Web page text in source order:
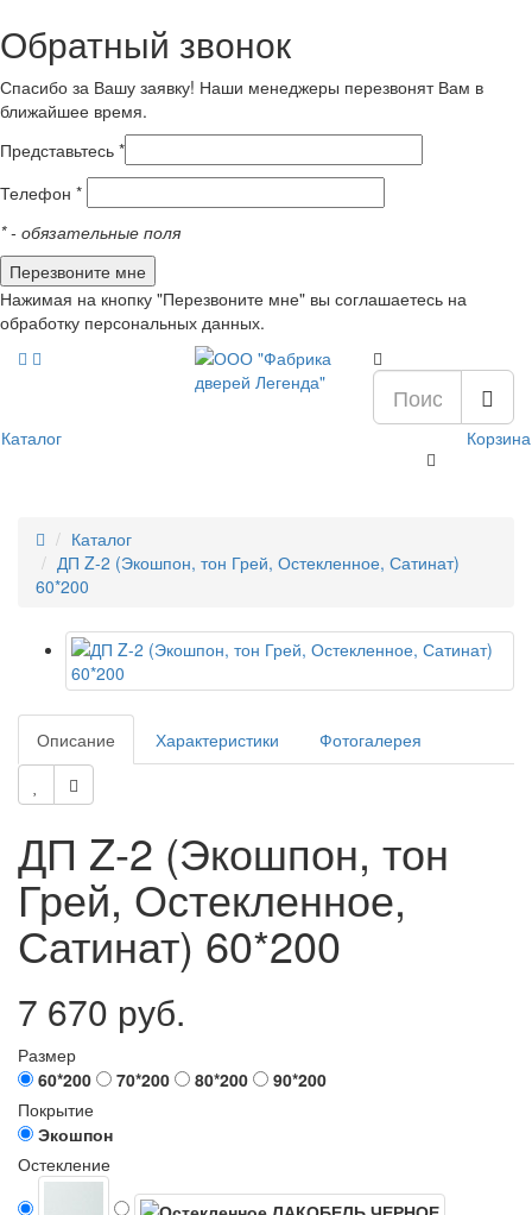
Обратный звонок
Спасибо за Вашу заявку! Наши менеджеры перезвонят Вам в
ближайшее время.
Представьтесь *
Телефон *
*- обязательные поля
Нажимая на кнопку "Перезвоните мне" вы соглашаетесь на
обработку персональных данных.
Каталог Корзина
Каталог
ДП Z-2 (Экошпон, тон Грей, Остекленное, Сатинат)
60*200
Описание Характеристики Фотогалерея
ДП Z-2 (Экошпон, тон
Грей, Остекленное,
Сатинат) 60*200
7 670 руб.
Размер
60*200
70*200 80*200
90*200
Покрытие
Экошпон
Остекление